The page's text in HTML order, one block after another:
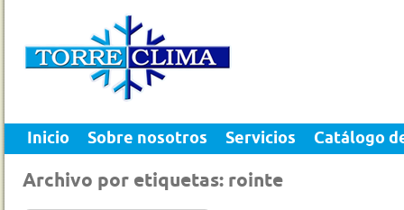
Inicio Sobre nosotros Servicios Catálogo
Archivo por etiquetas: rointe